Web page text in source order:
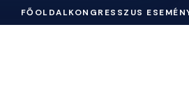
FŐOLDALKONGRESSZUS